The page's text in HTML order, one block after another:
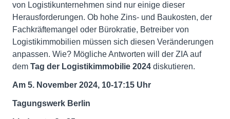
von Logistikunternehmen sind nur einige dieser
Herausforderungen. Ob hohe Zins- und Baukosten, der
Fachkräftemangel oder Bürokratie, Betreiber von
Logistikimmobilien müssen sich diesen Veränderungen
anpassen. Wie? Mögliche Antworten will der ZIA auf
dem Tag der Logistikimmobilie 2024 diskutieren.
Am 5. November 2024, 10-17:15 Uhr
Tagungswerk Berlin